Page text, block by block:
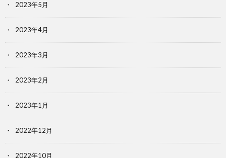
2023年5月
2023年4月
2023年3月
2023年2月
2023年1月
2022年12月
2022年10月